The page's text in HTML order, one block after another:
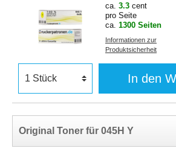
ca. 3.3 cent
pro Seite
ca. 1300 Seiten
Informationen zur
Produktsicherheit
In den
Original Toner für 045H Y